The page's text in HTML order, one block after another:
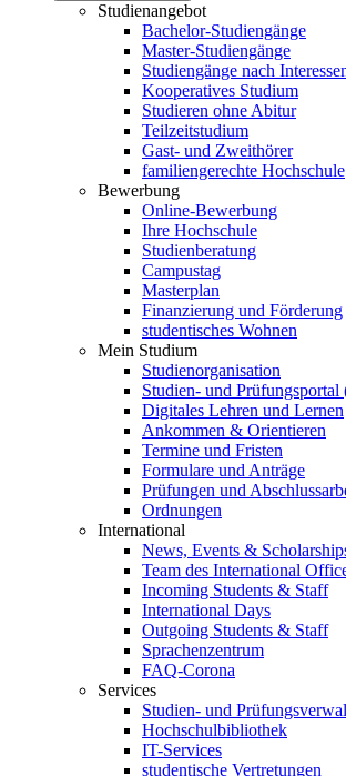
Studienangebot
Bachelor-Studiengänge
Master-Studiengänge
Studiengänge nach
Kooperatives Studium
Studieren ohne Abitur
Teilzeitstudium
Gast- und Zweithörer
familiengerechte Hochschule
Bewerbung
Online-Bewerbung
Ihre Hochschule
Studienberatung
Campustag
Masterplan
Finanzierung und Förderung
studentisches Wohnen
Mein Studium
Studienorganisation
Studien- und Prüfungsportal
Digitales Lehren und Lernen
Ankommen & Orientieren
Termine und Fristen
Formulare und Anträge
Prüfungen und
Ordnungen
International
News, Events &
Team des International
Incoming Students & Staff
International Days
Outgoing Students & Staff
Sprachenzentrum
FAQ-Corona
Services
Studien- und
Hochschulbibliothek
IT-Services
studentische Vertretungen